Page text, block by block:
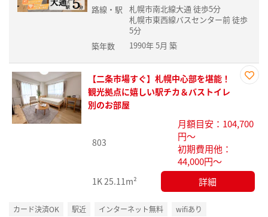
路線・駅
札幌市南北線大通 徒歩5分
札幌市東西線バスセンター前 徒歩
5分
築年数
1990年 5月 築
録
【二条市場すぐ】札幌中心部を堪能！
観光拠点に嬉しい駅チカ＆バストイレ
別のお部屋
803
月額目安：104,700
円～
初期費用他：
44,000円～
1K25.11m² 詳細
カード決済OK 駅近 インターネット無料
wifiあり